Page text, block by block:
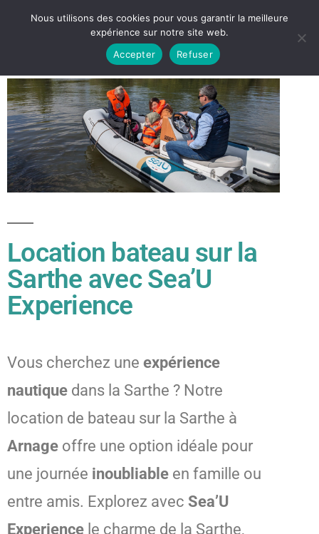
Location bateau sur la
Sarthe avec Sea’U
Experience
Vous cherchez une expérience
nautique dans la Sarthe ? Notre
location de bateau sur la Sarthe à
Arnage offre une option idéale pour
une journée inoubliable en famille ou
entre amis. Explorez avec Sea’U
Experience le charme de la Sarthe,
Nous utilisons des cookies pour vous garantir la meilleure
expérience sur notre site web.
Accepter
Refuser